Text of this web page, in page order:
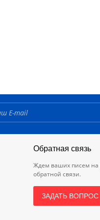
Обратная связь
Ждем ваших писем на
обратной связи.
ЗАДАТЬ ВОПРОС